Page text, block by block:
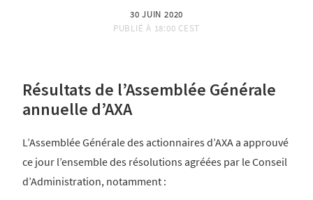
30 JUIN 2020
PUBLIÉ À 18:00 CEST
Résultats de l’Assemblée Générale
annuelle d’AXA
L’Assemblée Générale des actionnaires d’AXA a approuvé
ce jour l’ensemble des résolutions agréées par le Conseil
d’Administration, notamment :